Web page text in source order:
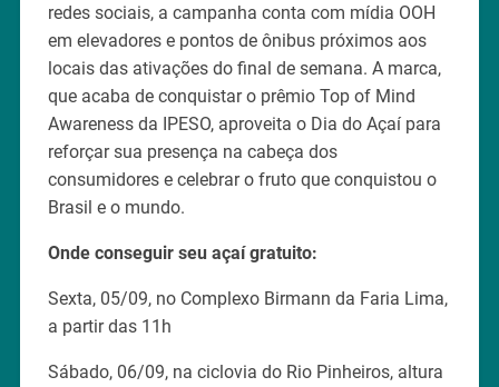
redes sociais, a campanha conta com mídia OOH
em elevadores e pontos de ônibus próximos aos
locais das ativações do final de semana. A marca,
que acaba de conquistar o prêmio Top of Mind
Awareness da IPESO, aproveita o Dia do Açaí para
reforçar sua presença na cabeça dos
consumidores e celebrar o fruto que conquistou o
Brasil e o mundo.
Onde conseguir seu açaí gratuito:
Sexta, 05/09, no Complexo Birmann da Faria Lima,
a partir das 11h
Sábado, 06/09, na ciclovia do Rio Pinheiros, altura